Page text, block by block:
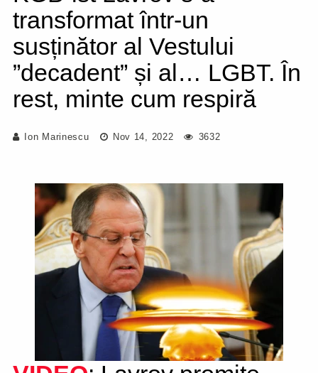
transformat într-un
susținător al Vestului
”decadent” și al… LGBT. În
rest, minte cum respiră
Ion Marinescu Nov 14, 2022 3632